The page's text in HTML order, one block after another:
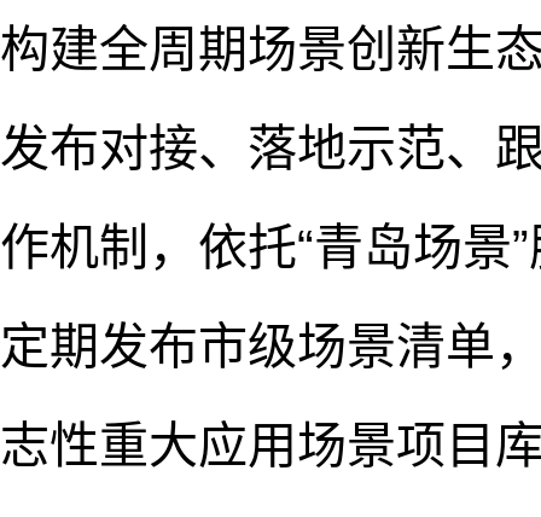
构建全周期场景创新生
发布对接、落地示范、
作机制，依托“青岛场景
定期发布市级场景清单
志性重大应用场景项目